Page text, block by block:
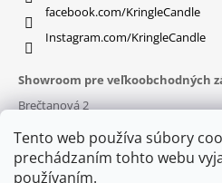
Tento web používa súbory
prechádzaním tohto webu
používaním.
facebook.com/KringleCandle
Instagram.com/KringleCandle
Showroom pre veľkoobchodných
Brečtanová 2
Otváracie hodiny
pon – pia : 9:30 – 16:00